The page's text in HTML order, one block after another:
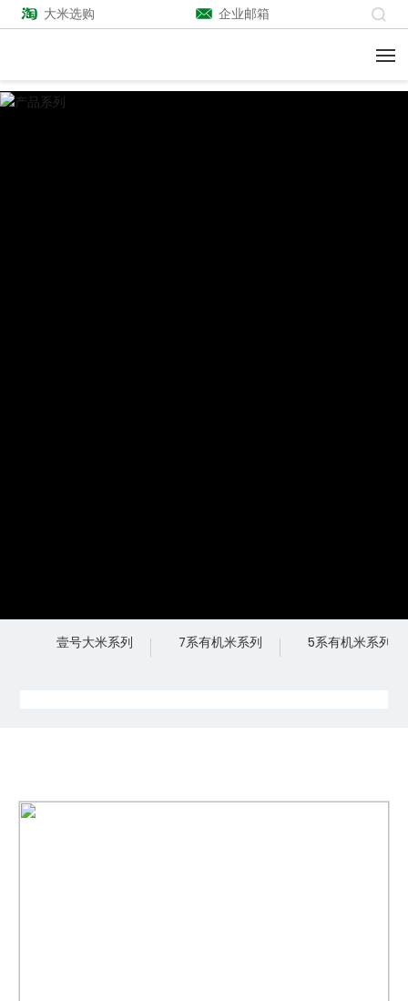
大米选购 企业邮箱
关于我们
壹号大米系列 7系有机米系列 5系有机米系列